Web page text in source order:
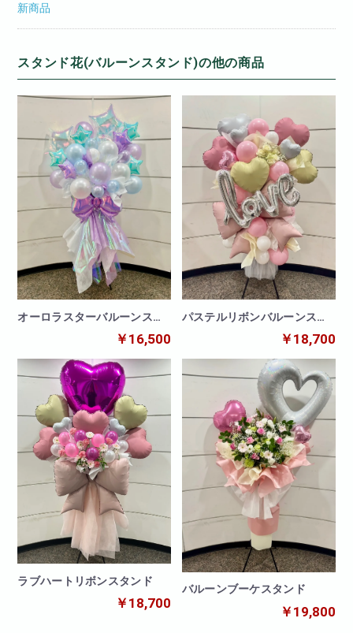
新商品
スタンド花(バルーンスタンド)の他の商品
オーロラスターバルーンスタ
￥16,500
パステルリボンバルーンスタ
￥18,700
ラブハートリボンスタンド
￥18,700
バルーンブーケスタンド
￥19,800